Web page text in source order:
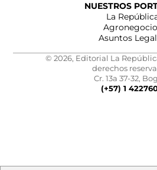
NUESTROS
La
Asuntos
© 2026, Editorial La
derechos
Cr. 13a 37-32,
(+57) 1